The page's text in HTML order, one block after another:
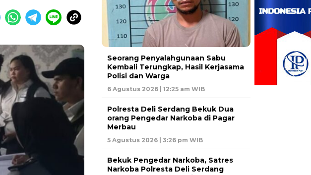
Seorang Penyalahgunaan Sabu
Kembali Terungkap, Hasil Kerjasama
Polisi dan Warga
6 Agustus 2026 | 12:25 am WIB
Polresta Deli Serdang Bekuk Dua
orang Pengedar Narkoba di Pagar
Merbau
5 Agustus 2026 | 3:26 pm WIB
Bekuk Pengedar Narkoba, Satres
Narkoba Polresta Deli Serdang